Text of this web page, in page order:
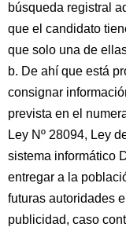
búsqueda registral
que el candidato
que solo una de
b. De ahí que está
consignar
prevista en el
Ley Nº 28094, Ley
sistema informático
entregar a la
futuras autoridades
publicidad, caso